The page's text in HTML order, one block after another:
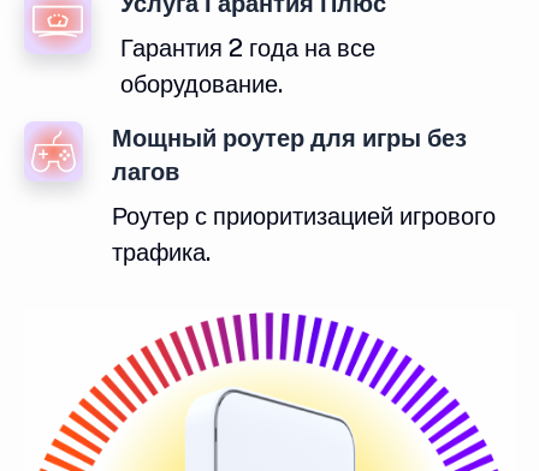
Гарантия 2 года на все
оборудование.
Мощный роутер для игры без
лагов
Роутер с приоритизацией игрового
трафика.